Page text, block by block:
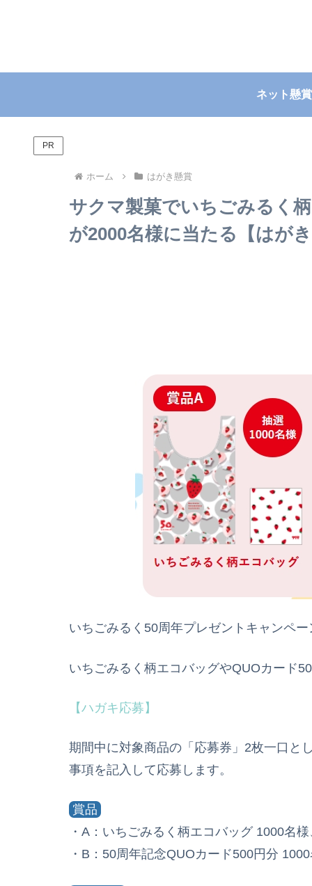
ネット懸賞
PR
ホーム はがき懸賞
サクマ製菓でいちごみるく
が2000名様に当たる【はが
いちごみるく50周年プレゼントキャンペ
いちごみるく柄エコバッグやQUOカード
【ハガキ応募】
期間中に対象商品の「応募券」2枚一口と
事項を記入して応募します。
賞品
・A：いちごみるく柄エコバッグ 1000名様
・B：50周年記念QUOカード500円分